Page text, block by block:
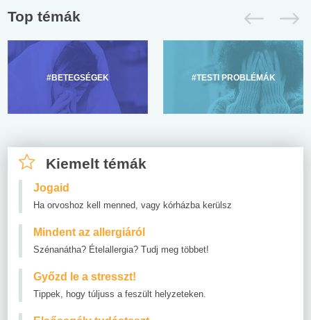
Top témák
#BETEGSÉGEK #TESTI PROBLÉMÁK
Kiemelt témák
Jogaid
Ha orvoshoz kell menned, vagy kórházba kerülsz
Mindent az allergiáról
Szénanátha? Ételallergia? Tudj meg többet!
Győzd le a stresszt!
Tippek, hogy túljuss a feszült helyzeteken.